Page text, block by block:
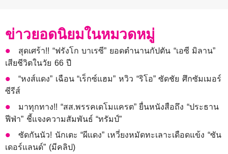
ข่าวยอดนิยมในหมวดหมู่
สุดเศร้า!! “ฟรังโก บาเรซี” ยอดตำนานกัปตัน “เอซี มิลาน”
เสียชีวิตในวัย 66 ปี
“หงส์แดง” เฉือน “เร็กซ์แฮม” หวิว “ริโอ” ซัดชัย ศึกซัมเมอร์
ซีรีส์
มาทุกทาง!! “สส.พรรคเดโมแครต” ยื่นหนังสือถึง “ประธาน
ฟีฟ่า” ชี้แจงความสัมพันธ์ “ทรัมป์”
ซัดกันนัว! นักเตะ “ผีแดง” เหวี่ยงหมัดทะเลาะเดือดแข้ง “ซัน
เดอร์แลนด์” (มีคลิป)